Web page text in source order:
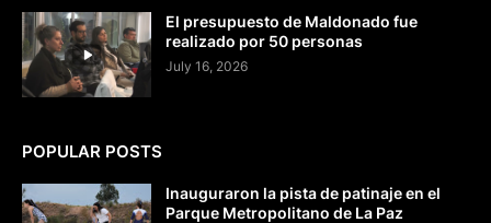
El presupuesto de Maldonado fue
realizado por 50 personas
July 16, 2026
POPULAR POSTS
Inauguraron la pista de patinaje en el
Parque Metropolitano de La Paz